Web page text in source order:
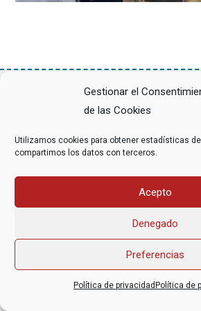
Gestionar el
de las Cookies
Utilizamos cookies para obtener estadísticas
compartimos los datos con terceros.
Acepto
Denegado
Preferencias
Política de privacidad Política de
Asociación Federal Derecho a Morir